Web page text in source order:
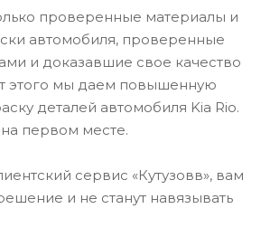
проверенные материалы и
автомобиля, проверенные
и доказавшие свое качество
этого мы даем повышенную
деталей автомобиля Kia Rio.
первом месте.
сервис «Кутузовв», вам
и не станут навязывать